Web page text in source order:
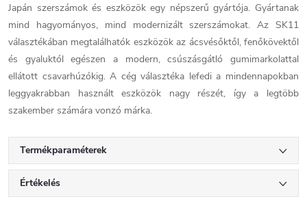
Japán szerszámok és eszközök egy népszerű gyártója. Gyártanak
mind hagyományos, mind modernizált szerszámokat. Az SK11
választékában megtalálhatók eszközök az ácsvésőktől, fenőkövektől
és gyaluktól egészen a modern, csúszásgátló gumimarkolattal
ellátott csavarhúzókig. A cég választéka lefedi a mindennapokban
leggyakrabban használt eszközök nagy részét, így a legtöbb
szakember számára vonzó márka.
Termékparaméterek
Értékelés